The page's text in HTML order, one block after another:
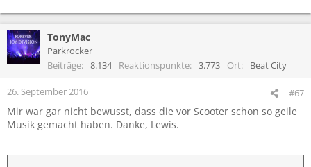
TonyMac
Parkrocker
Beiträge
8.134 Reaktionspunkte 3.773 Ort Beat City
26. September 2016 #67
Mir war gar nicht bewusst, dass die vor Scooter schon so geile
Musik gemacht haben. Danke, Lewis.